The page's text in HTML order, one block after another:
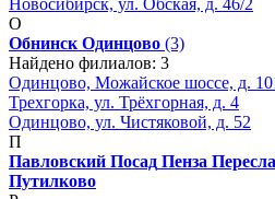
О
Обнинск Одинцово (3)
Найдено филиалов: 3
Одинцово, Можайское шоссе, д.
Трехгорка, ул. Трёхгорная, д. 4
Одинцово, ул. Чистяковой, д. 52
П
Павловский Посад Пенза
Путилково